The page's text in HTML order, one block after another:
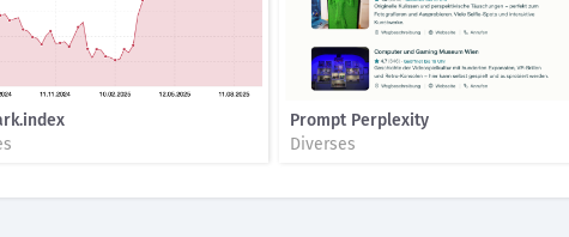
Prompt Perplexity
Diverses